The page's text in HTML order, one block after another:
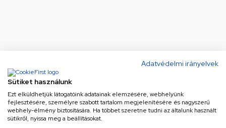
Adatvédelmi irányelvek
Sütiket használunk
Ezt elküldhetjük látogatóink adatainak elemzésére, webhelyünk
fejlesztésére, személyre szabott tartalom megjelenítésére és nagyszerű
webhely-élmény biztosítására. Ha többet szeretne tudni az általunk használt
sütikről, nyissa meg a beállításokat.